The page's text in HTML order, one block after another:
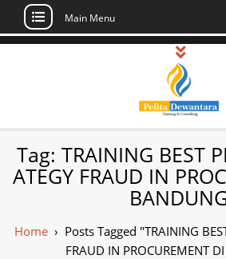
Skip
Main Menu
Pusat
dan
Daftar
Tag: TRAINING BEST
ATEGY FRAUD IN
Home› Posts Tagged "TRAINING
FRAUD IN PROCUREMENT